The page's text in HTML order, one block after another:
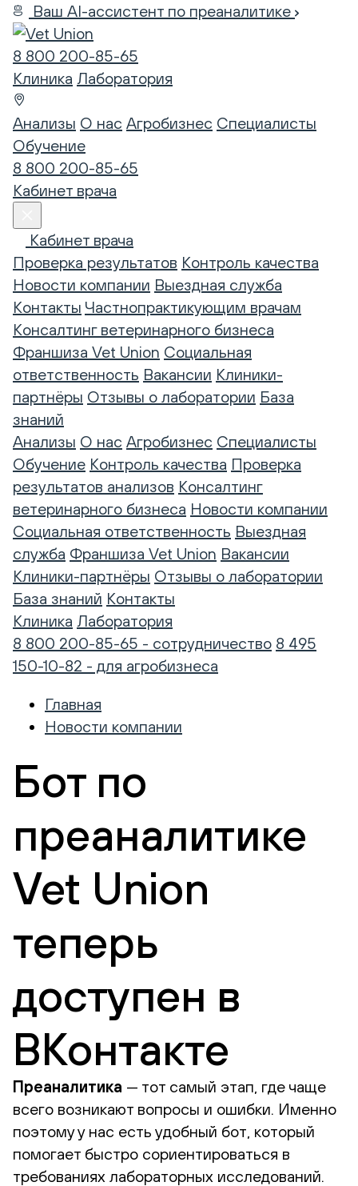
Ваш AI-ассистент по преаналитике
8 800 200-85-65
Клиника Лаборатория
Анализы О нас Агробизнес Специалисты
Обучение
8 800 200-85-65
Кабинет врача
Кабинет врача
Проверка результатов Контроль качества
Новости компании Выездная служба
Контакты Частнопрактикующим врачам
Консалтинг ветеринарного бизнеса
Франшиза Vet Union Социальная
ответственность Вакансии Клиники-
партнёры Отзывы о лаборатории База
знаний
Анализы О нас Агробизнес Специалисты
Обучение Контроль качества Проверка
результатов анализов Консалтинг
ветеринарного бизнеса Новости компании
Социальная ответственность Выездная
служба Франшиза Vet Union Вакансии
Клиники-партнёры Отзывы о лаборатории
База знаний Контакты
Клиника Лаборатория
8 800 200-85-65 - сотрудничество 8 495
150-10-82 - для агробизнеса
Главная
Новости компании
Бот по
преаналитике
Vet Union
теперь
доступен в
ВКонтакте
Преаналитика — тот самый этап, где чаще
всего возникают вопросы и ошибки. Именно
поэтому у нас есть удобный бот, который
помогает быстро сориентироваться в
требованиях лабораторных исследований.